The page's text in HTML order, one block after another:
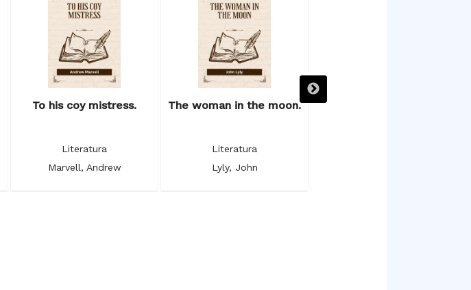
To his coy mistress.
Literatura
Marvell, Andrew
The woman in the moon.
Literatura
Lyly, John